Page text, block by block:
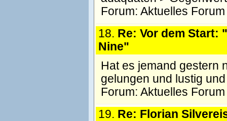
Forum: Aktuelles Forum
18. Re: Vor dem Start:
Nine"
Hat es jemand gestern
gelungen und lustig
Forum: Aktuelles Forum
19. Re: Florian